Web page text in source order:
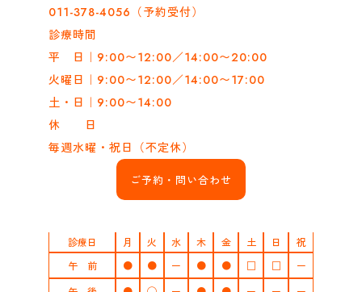
診療日 月 火 水 木 金 土 日
祝
午 前
● ● ー ● ● □ □
ー
011-378-4056（予約受付）
診療時間
平 日｜9:00〜12:00／14:00〜20:00
火曜日｜9:00〜12:00／14:00〜17:00
土・日｜9:00〜14:00
休 日
毎週水曜・祝日（不定休）
ご予約・問い合わせ